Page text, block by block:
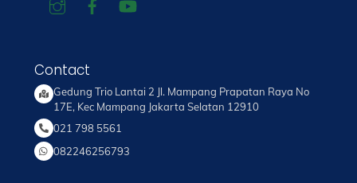
Contact
Gedung Trio Lantai 2 Jl. Mampang Prapatan Raya No
17E, Kec Mampang Jakarta Selatan 12910
021 798 5561
082246256793